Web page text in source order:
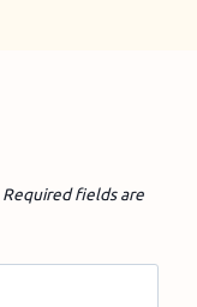
Required fields are